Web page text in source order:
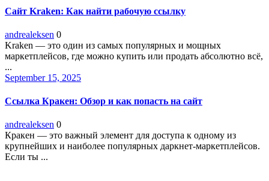
Сайт Kraken: Как найти рабочую ссылку
andrealeksen 0
Kraken — это один из самых популярных и мощных
маркетплейсов, где можно купить или продать абсолютно всё,
...
September 15, 2025
Ссылка Кракен: Обзор и как попасть на сайт
andrealeksen 0
Кракен — это важный элемент для доступа к одному из
крупнейших и наиболее популярных даркнет-маркетплейсов.
Если ты ...